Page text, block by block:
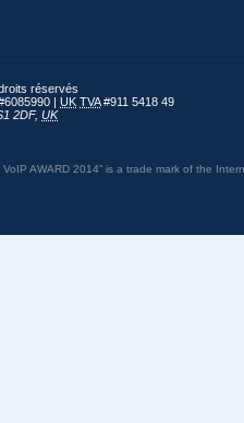
droits réservés
| UK TVA#911 5418 49
2DF, UK
AWARD 2014” is a trade mark of the